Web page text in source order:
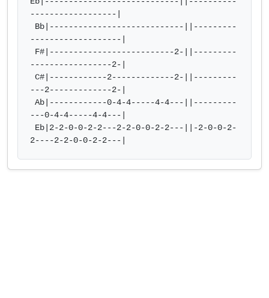
------------------|
-------------------|
-----------------2-|
---2-------------2-|
---0-4-4-----4-4---|
2----2-2-0-0-2-2---|